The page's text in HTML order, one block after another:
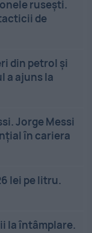
rusești.
de
din petrol și
a ajuns la
Jorge Messi
în cariera
lei pe litru.
la întâmplare.